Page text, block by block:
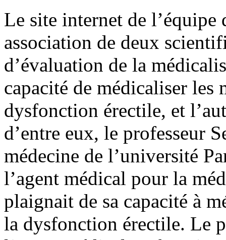
Le site internet de l’équipe
association de deux
d’évaluation de la
capacité de médicaliser les
dysfonction érectile, et
d’entre eux, le professeur
médecine de l’université
l’agent médical pour la
plaignait de sa capacité à
la dysfonction érectile. Le